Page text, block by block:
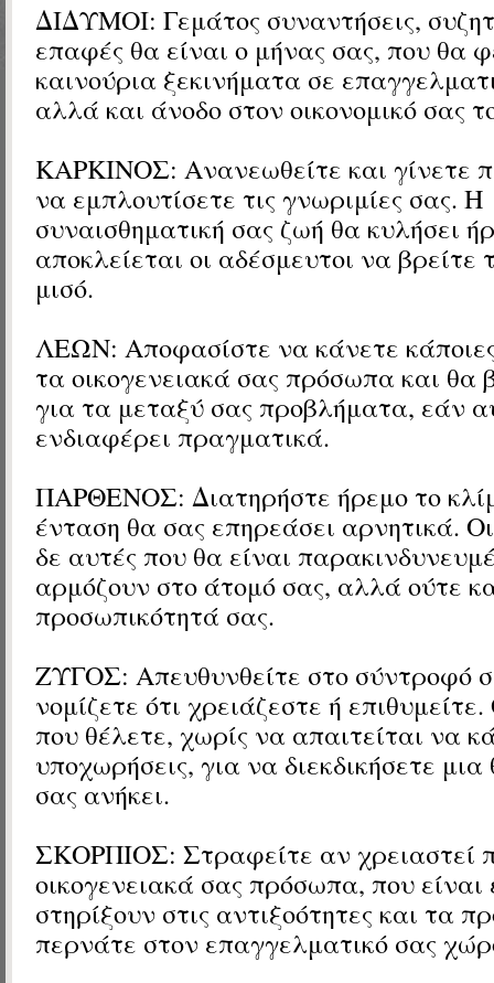
ΔΙΔΥΜΟΙ: Γεμάτος συναντήσεις,
επαφές θα είναι ο μήνας σας, που θα
καινούρια ξεκινήματα σε
αλλά και άνοδο στον οικονομικό σας
ΚΑΡΚΙΝΟΣ: Ανανεωθείτε και γίνετε
να εμπλουτίσετε τις γνωριμίες σας. Η
συναισθηματική σας ζωή θα κυλήσει
αποκλείεται οι αδέσμευτοι να βρείτε
μισό.
ΛΕΩΝ: Αποφασίστε να κάνετε κάποιες
τα οικογενειακά σας πρόσωπα και θα
για τα μεταξύ σας προβλήματα, εάν
ενδιαφέρει πραγματικά.
ΠΑΡΘΕΝΟΣ: Διατηρήστε ήρεμο το
ένταση θα σας επηρεάσει αρνητικά.
δε αυτές που θα είναι
αρμόζουν στο άτομό σας, αλλά ούτε
προσωπικότητά σας.
ΖΥΓΟΣ: Απευθυνθείτε στο σύντροφό
νομίζετε ότι χρειάζεστε ή
που θέλετε, χωρίς να απαιτείται να
υποχωρήσεις, για να διεκδικήσετε μια
σας ανήκει.
ΣΚΟΡΠΙΟΣ: Στραφείτε αν χρειαστεί
οικογενειακά σας πρόσωπα, που είναι
στηρίξουν στις αντιξοότητες και τα
περνάτε στον επαγγελματικό σας